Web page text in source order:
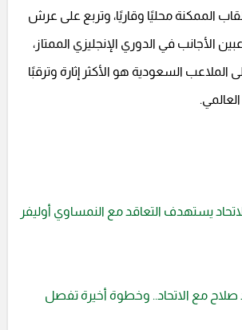
الممكنة محليًا وقاريًا، وتربع على عرش
الأجانب في الدوري الإنجليزي الممتاز،
الملاعب السعودية هو الأكثر إثارة وترقبًا
يستهدف التعاقد مع النمساوي أوليفر
مع الاتحاد.. وخطوة أخيرة تفصل